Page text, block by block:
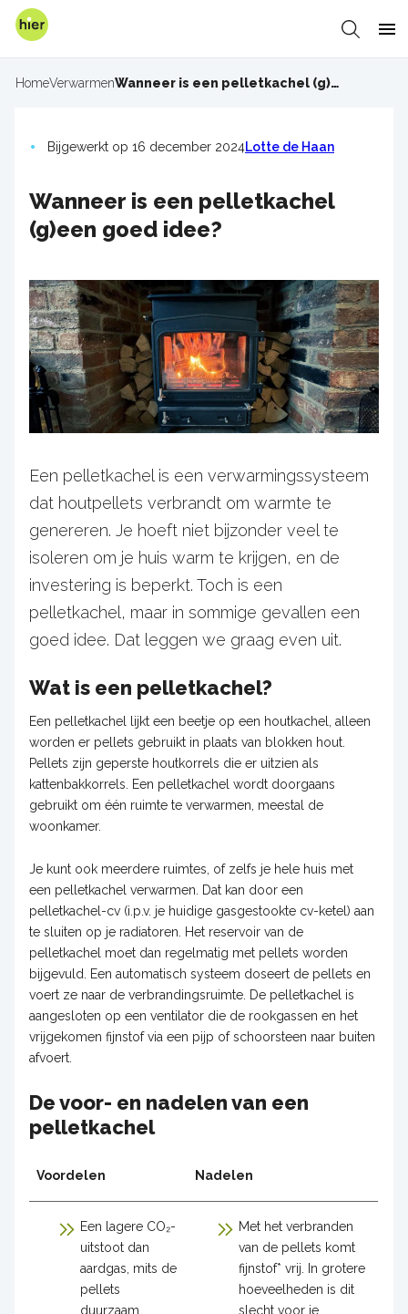
Overslaan
Zoeken
Kruimelpad
HomeVerwarmen Wanneer is een pelletkachel (g)een goed idee?
Bijgewerkt op 16 december 2024Lotte de Haan
Wanneer is een pelletkachel
(g)een goed idee?
Een pelletkachel is een verwarmingssysteem
dat houtpellets verbrandt om warmte te
genereren. Je hoeft niet bijzonder veel te
isoleren om je huis warm te krijgen, en de
investering is beperkt. Toch is een
pelletkachel, maar in sommige gevallen een
goed idee. Dat leggen we graag even uit.
Wat is een pelletkachel?
Een pelletkachel lijkt een beetje op een houtkachel, alleen
worden er pellets gebruikt in plaats van blokken hout.
Pellets zijn geperste houtkorrels die er uitzien als
kattenbakkorrels. Een pelletkachel wordt doorgaans
gebruikt om één ruimte te verwarmen, meestal de
woonkamer.
Je kunt ook meerdere ruimtes, of zelfs je hele huis met
een pelletkachel verwarmen. Dat kan door een
pelletkachel-cv (i.p.v. je huidige gasgestookte cv-ketel) aan
te sluiten op je radiatoren. Het reservoir van de
pelletkachel moet dan regelmatig met pellets worden
bijgevuld. Een automatisch systeem doseert de pellets en
voert ze naar de verbrandingsruimte. De pelletkachel is
aangesloten op een ventilator die de rookgassen en het
vrijgekomen fijnstof via een pijp of schoorsteen naar buiten
afvoert.
De voor- en nadelen van een
pelletkachel
Voordelen Nadelen
Een lagere CO₂-
uitstoot dan
aardgas, mits de
pellets
duurzaam
Met het verbranden
van de pellets komt
fijnstof* vrij. In grotere
hoeveelheden is dit
slecht voor je